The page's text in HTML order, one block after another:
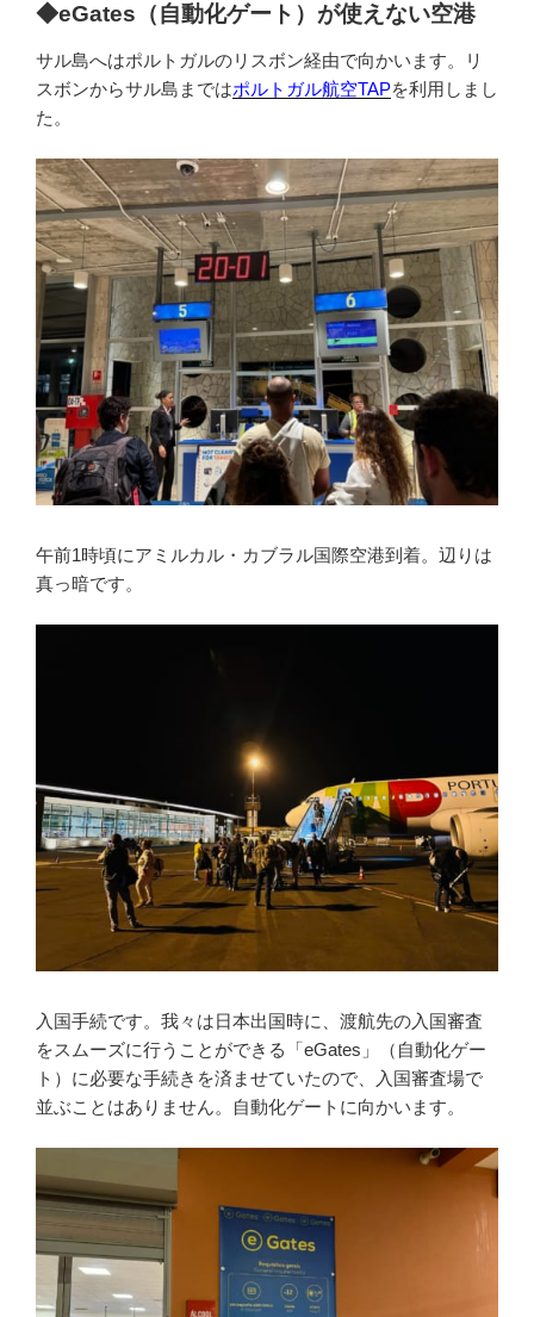
◆eGates（自動化ゲート）が使えない空港
サル島へはポルトガルのリスボン経由で向かいます。リ
スボンからサル島まではポルトガル航空TAPを利用しまし
た。
午前1時頃にアミルカル・カブラル国際空港到着。辺りは
真っ暗です。
入国手続です。我々は日本出国時に、渡航先の入国審査
をスムーズに行うことができる「eGates」（自動化ゲー
ト）に必要な手続きを済ませていたので、入国審査場で
並ぶことはありません。自動化ゲートに向かいます。